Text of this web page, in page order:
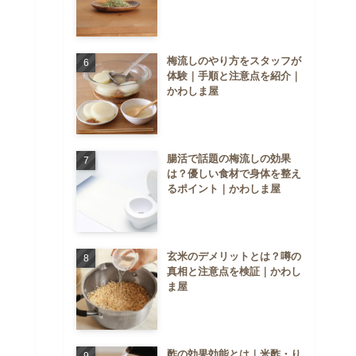
梅流しのやり方をスタッフが
体験｜手順と注意点を紹介｜
かわしま屋
腸活で話題の梅流しの効果
は？優しい食材で身体を整え
るポイント｜かわしま屋
玄米のデメリットとは？噂の
真相と注意点を検証｜かわし
ま屋